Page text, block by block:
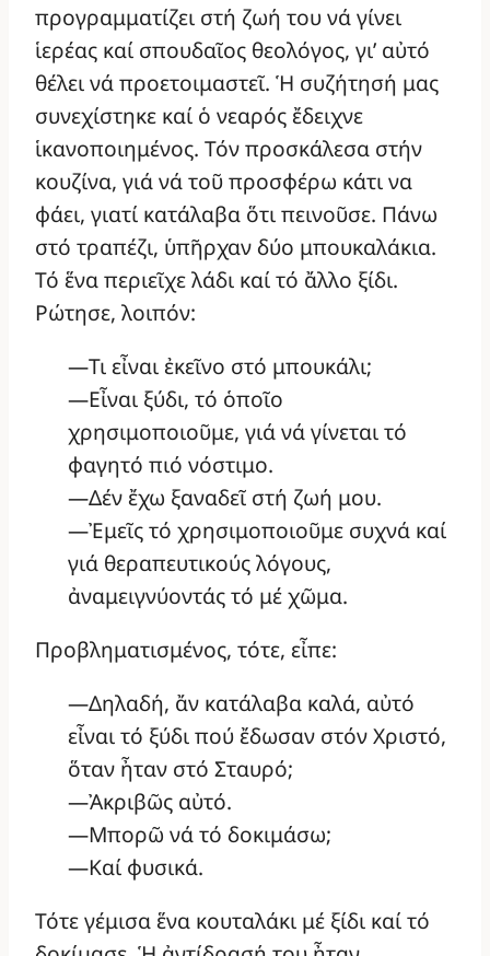
προγραμματίζει στή ζωή του νά γίνει
ἱερέας καί σπουδαῖος θεολόγος, γι’ αὐτό
θέλει νά προετοιμαστεῖ. Ἡ συζήτησή μας
συνεχίστηκε καί ὁ νεαρός ἔδειχνε
ἱκανοποιημένος. Τόν προσκάλεσα στήν
κουζίνα, γιά νά τοῦ προσφέρω κάτι να
φάει, γιατί κατάλαβα ὅτι πεινοῦσε. Πάνω
στό τραπέζι, ὑπῆρχαν δύο μπουκαλάκια.
Τό ἕνα περιεῖχε λάδι καί τό ἄλλο ξίδι.
Ρώτησε, λοιπόν:
—Τι εἶναι ἐκεῖνο στό μπουκάλι;
—Εἶναι ξύδι, τό ὁποῖο
χρησιμοποιοῦμε, γιά νά γίνεται τό
φαγητό πιό νόστιμο.
—Δέν ἔχω ξαναδεῖ στή ζωή μου.
—Ἐμεῖς τό χρησιμοποιοῦμε συχνά καί
γιά θεραπευτικούς λόγους,
ἀναμειγνύοντάς τό μέ χῶμα.
Προβληματισμένος, τότε, εἶπε:
—Δηλαδή, ἄν κατάλαβα καλά, αὐτό
εἶναι τό ξύδι πού ἔδωσαν στόν Χριστό,
ὅταν ἦταν στό Σταυρό;
—Ἀκριβῶς αὐτό.
—Μπορῶ νά τό δοκιμάσω;
—Καί φυσικά.
Τότε γέμισα ἕνα κουταλάκι μέ ξίδι καί τό